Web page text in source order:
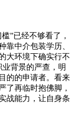
”已经不够看了，
靠中介包装学历、
大环境下确实行不
背景的严查，明
的的申请者。看来
了再临时抱佛脚，
战能力，让自身条